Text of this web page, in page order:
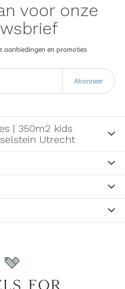
voor onze
aanbiedingen en promoties
Abonneer
| 350m2 kids
Utrecht